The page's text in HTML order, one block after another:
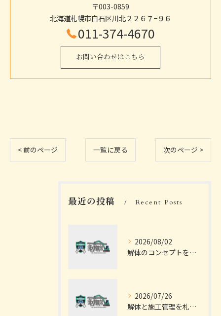
〒003-0859
北海道札幌市白石区川北２２６７−９６
011-374-4670
お問い合わせはこちら
< 前のページ 一覧に戻る 次のページ >
最近の投稿 Recent Posts
2026/08/02
解体のコンセプトを深掘りし価値と未来につなげる考え方を徹底解説
2026/07/26
解体と施工管理を札幌市で成功させるための費用相場と業者選びの実践ガイド